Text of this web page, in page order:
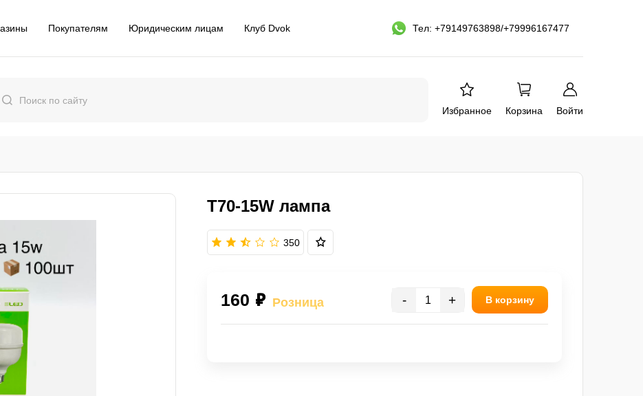
Покупателям Юридическим лицам Клуб Dvok Тел: +79149763898/+79996167477
Избранное
Корзина Войти
T70-15W лампа
350
160 ₽ Розница - + В корзину